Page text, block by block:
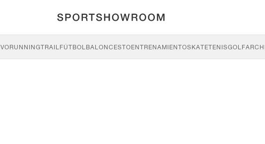
RUNNINGTRAILFÚTBOLBALONCESTOENTRENAMIENTOSKATETENISGOLF